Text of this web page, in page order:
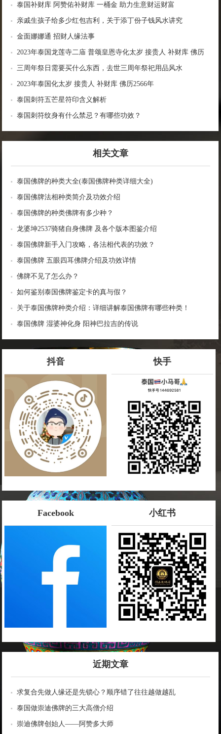
泰国补财库 阿赞佑补财库 一桶金 助力生意财运财富
亲戚生孩子给多少红包吉利，关于添丁份子钱风水讲究
金面娜娜通 招财人缘法事
2023年泰国龙莲寺二庙 普颂皇恩寺化太岁 接贵人 补财库 佛历
2566年
三周年祭日需要买什么东西，去世三周年祭祀用品风水
2023年泰国化太岁 接贵人 补财库 佛历2566年
泰国刺符五芒星符印含义解析
泰国刺符纹身有什么禁忌？有哪些功效？
相关文章
泰国佛牌的种类大全(泰国佛牌种类详细大全)
泰国佛牌法相种类简介及功效介绍
泰国佛牌的种类佛牌有多少种？
龙婆坤2537骑猪自身佛牌 及各个版本图鉴介绍
泰国佛牌新手入门攻略，各法相代表的功效？
泰国佛牌 五眼四耳佛牌介绍及功效详情
佛牌不见了怎么办？
如何鉴别泰国佛牌鉴定卡的真与假？
关于泰国佛牌种类介绍：详细讲解泰国佛牌有哪些种类！
泰国佛牌 湿婆神化身 阳神巴拉吉的传说
抖音 快手
Facebook 小红书
近期文章
求复合先做人缘还是先锁心？顺序错了往往越做越乱
泰国做崇迪佛牌的三大高僧介绍
崇迪佛牌创始人——阿赞多大师